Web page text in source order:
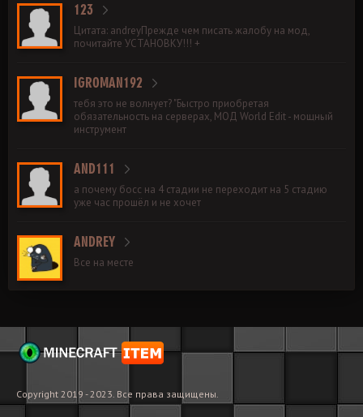
123
Цитата: andreyПрежде чем писать жалобу на мод,
почитайте УСТАНОВКУ!!! +
IGROMAN192
тебя это не волнует? "Быстро приобретая
обязательность на серверах, МОД World Edit - мощный
инструмент
AND111
а почему босс на 4 стадии не переходит на 5 стадию
уже час прошёл и не хочет
ANDREY
Все на месте
Copyright 2019 - 2023. Все права защищены.